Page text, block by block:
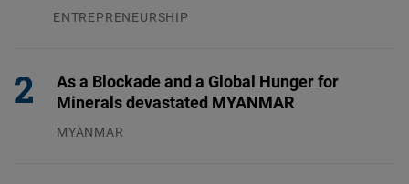
ENTREPRENEURSHIP
As a Blockade and a Global Hunger for
Minerals devastated MYANMAR
MYANMAR